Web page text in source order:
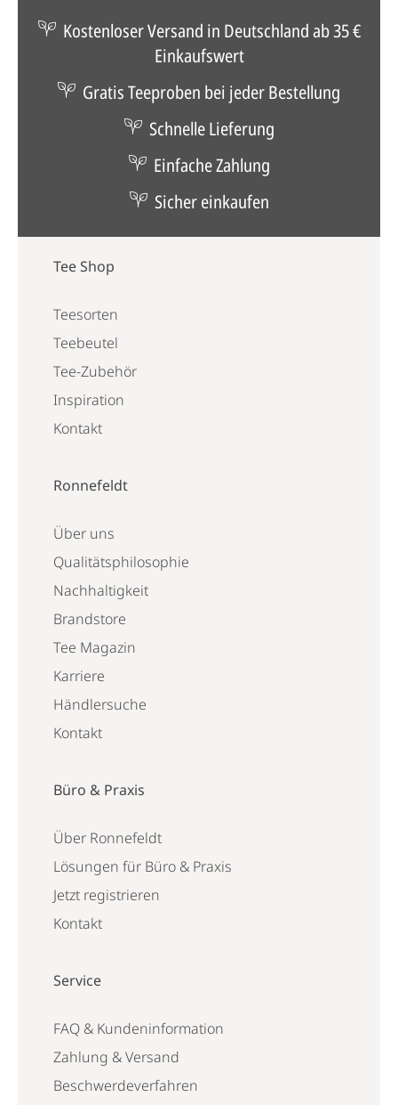
Kostenloser Versand in Deutschland ab 35 €
Einkaufswert
Gratis Teeproben bei jeder Bestellung
Schnelle Lieferung
Einfache Zahlung
Sicher einkaufen
Tee Shop
Teesorten
Teebeutel
Tee-Zubehör
Inspiration
Kontakt
Ronnefeldt
Über uns
Qualitätsphilosophie
Nachhaltigkeit
Brandstore
Tee Magazin
Karriere
Händlersuche
Kontakt
Büro & Praxis
Über Ronnefeldt
Lösungen für Büro & Praxis
Jetzt registrieren
Kontakt
Service
FAQ & Kundeninformation
Zahlung & Versand
Beschwerdeverfahren